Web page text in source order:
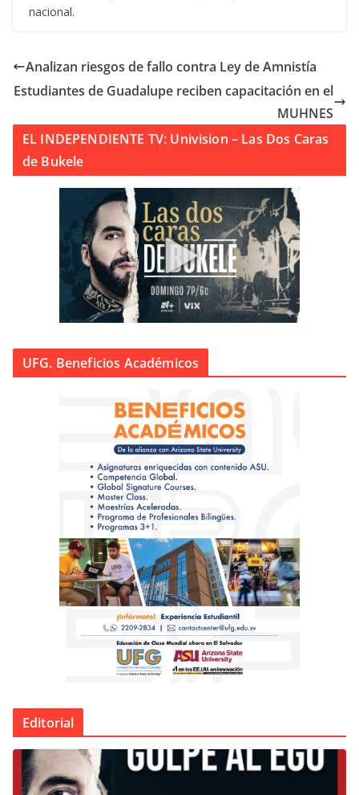
nacional.
Analizan riesgos de fallo contra Ley de Amnistía
Estudiantes de Guadalupe reciben capacitación en el
MUHNES
EL INDEPENDIENTE TV: Univision – Las Dos Caras
de Bukele
UFG. Beneficios Académicos
Editorial